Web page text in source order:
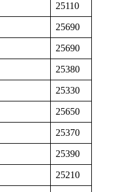
25110
25690
25690
25380
25330
25650
25370
25390
25210